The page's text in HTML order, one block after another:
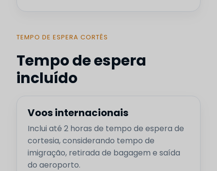
TEMPO DE ESPERA CORTÊS
Tempo de espera
incluído
Voos internacionais
Inclui até 2 horas de tempo de espera de
cortesia, considerando tempo de
imigração, retirada de bagagem e saída
do aeroporto.